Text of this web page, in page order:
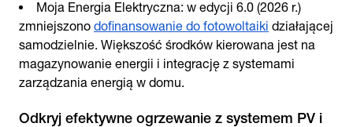
Moja Energia Elektryczna: w edycji 6.0 (2026 r.)
zmniejszono dofinansowanie do fotowoltaiki działającej
samodzielnie. Większość środków kierowana jest na
magazynowanie energii i integrację z systemami
zarządzania energią w domu.
Odkryj efektywne ogrzewanie z systemem PV i